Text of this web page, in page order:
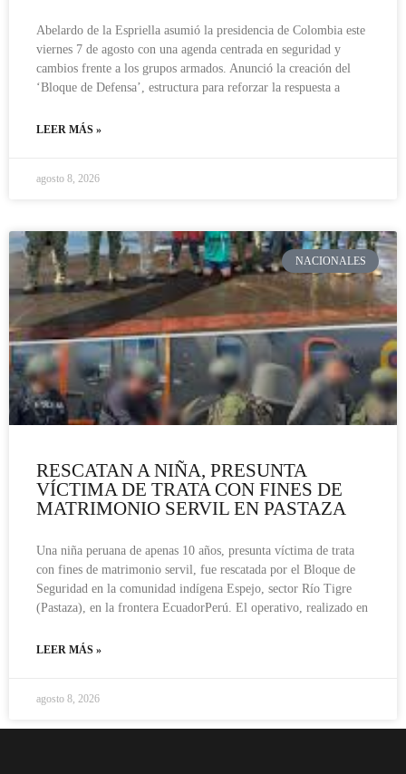
Abelardo de la Espriella asumió la presidencia de Colombia este
viernes 7 de agosto con una agenda centrada en seguridad y
cambios frente a los grupos armados. Anunció la creación del
‘Bloque de Defensa’, estructura para reforzar la respuesta a
LEER MÁS »
agosto 8, 2026
NACIONALES
RESCATAN A NIÑA, PRESUNTA
VÍCTIMA DE TRATA CON FINES DE
MATRIMONIO SERVIL EN PASTAZA
Una niña peruana de apenas 10 años, presunta víctima de trata
con fines de matrimonio servil, fue rescatada por el Bloque de
Seguridad en la comunidad indígena Espejo, sector Río Tigre
(Pastaza), en la frontera EcuadorPerú. El operativo, realizado en
LEER MÁS »
agosto 8, 2026